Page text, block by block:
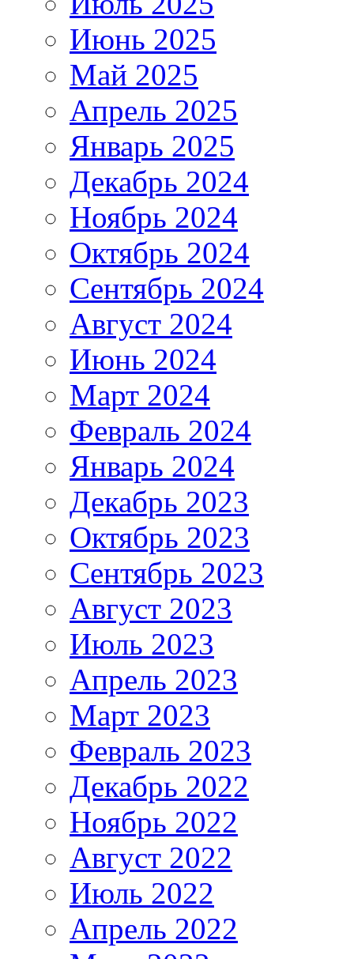
Июнь 2025
Май 2025
Апрель 2025
Январь 2025
Декабрь 2024
Ноябрь 2024
Октябрь 2024
Сентябрь 2024
Август 2024
Июнь 2024
Март 2024
Февраль 2024
Январь 2024
Декабрь 2023
Октябрь 2023
Сентябрь 2023
Август 2023
Июль 2023
Апрель 2023
Март 2023
Февраль 2023
Декабрь 2022
Ноябрь 2022
Август 2022
Июль 2022
Апрель 2022